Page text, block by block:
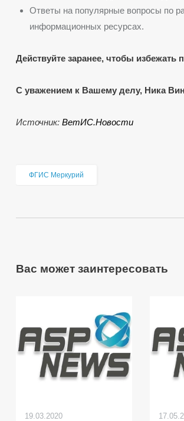
Ответы на популярные вопросы по
информационных ресурсах.
Действуйте заранее, чтобы избежать
С уважением к Вашему делу, Ника
Источник: ВетИС.Новости
ФГИС Меркурий
Вас может заинтересовать
19.03.2020